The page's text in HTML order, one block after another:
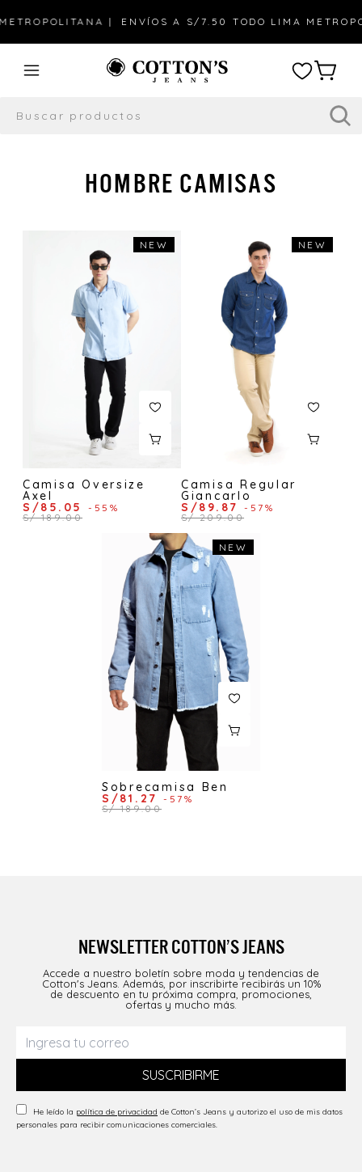
| ENVÍOS A S/7.50 TODO LIMA
HOMBRE CAMISAS
NEW
Camisa Oversize
Axel
S/85.05
-55%
S/ 189.00
NEW
Camisa Regular
Giancarlo
S/89.87
-57%
S/ 209.00
NEW
Sobrecamisa Ben
S/81.27
-57%
S/ 189.00
NEWSLETTER COTTON’S JEANS
Accede a nuestro boletín sobre moda y tendencias de
Cotton's Jeans. Además, por inscribirte recibirás un 10%
de descuento en tu próxima compra, promociones,
ofertas y mucho más.
SUSCRIBIRME
He leído la política de privacidad de Cotton’s Jeans y autorizo el uso de mis datos
personales para recibir comunicaciones comerciales.